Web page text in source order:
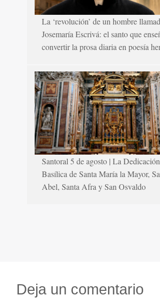
La ‘revolución’ de un hombre
Josemaría Escrivá: el santo que
convertir la prosa diaria en poesía
Santoral 5 de agosto | La
Basílica de Santa María la Mayor,
Abel, Santa Afra y San Osvaldo
Deja un comentario